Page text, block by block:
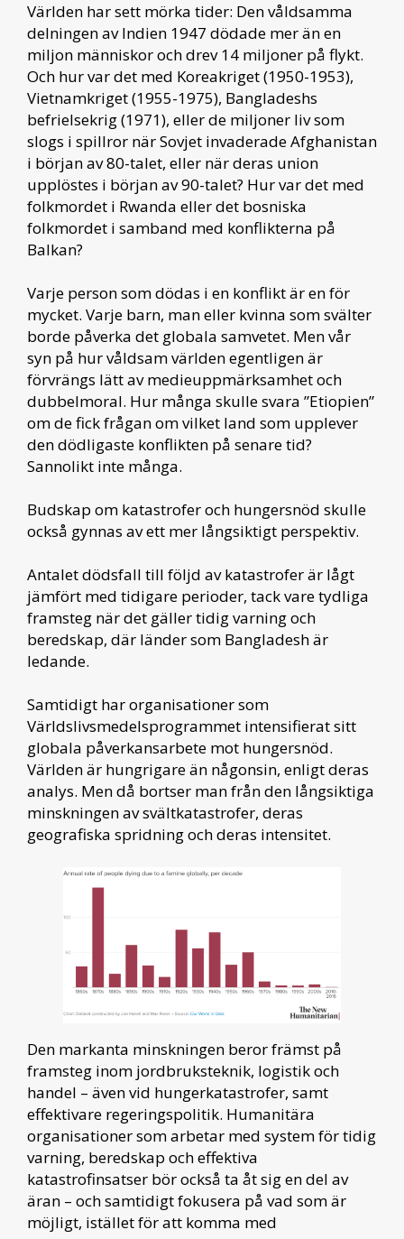
Världen har sett mörka tider: Den våldsamma
delningen av Indien 1947 dödade mer än en
miljon människor och drev 14 miljoner på flykt.
Och hur var det med Koreakriget (1950-1953),
Vietnamkriget (1955-1975), Bangladeshs
befrielsekrig (1971), eller de miljoner liv som
slogs i spillror när Sovjet invaderade Afghanistan
i början av 80-talet, eller när deras union
upplöstes i början av 90-talet? Hur var det med
folkmordet i Rwanda eller det bosniska
folkmordet i samband med konflikterna på
Balkan?
Varje person som dödas i en konflikt är en för
mycket. Varje barn, man eller kvinna som svälter
borde påverka det globala samvetet. Men vår
syn på hur våldsam världen egentligen är
förvrängs lätt av medieuppmärksamhet och
dubbelmoral. Hur många skulle svara ”Etiopien”
om de fick frågan om vilket land som upplever
den dödligaste konflikten på senare tid?
Sannolikt inte många.
Budskap om katastrofer och hungersnöd skulle
också gynnas av ett mer långsiktigt perspektiv.
Antalet dödsfall till följd av katastrofer är lågt
jämfört med tidigare perioder, tack vare tydliga
framsteg när det gäller tidig varning och
beredskap, där länder som Bangladesh är
ledande.
Samtidigt har organisationer som
Världslivsmedelsprogrammet intensifierat sitt
globala påverkansarbete mot hungersnöd.
Världen är hungrigare än någonsin, enligt deras
analys. Men då bortser man från den långsiktiga
minskningen av svältkatastrofer, deras
geografiska spridning och deras intensitet.
Den markanta minskningen beror främst på
framsteg inom jordbruksteknik, logistik och
handel – även vid hungerkatastrofer, samt
effektivare regeringspolitik. Humanitära
organisationer som arbetar med system för tidig
varning, beredskap och effektiva
katastrofinsatser bör också ta åt sig en del av
äran – och samtidigt fokusera på vad som är
möjligt, istället för att komma med